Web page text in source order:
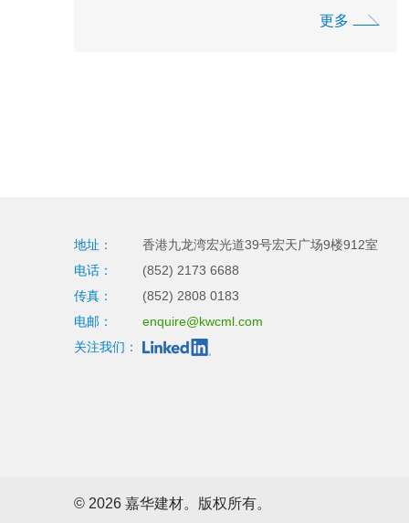
盆充满活力的贺年盆栽，喜气洋洋！更多
地址：
香港九龙湾宏光道39号宏天广场9楼912室
电话：
(852) 2173 6688
传真：
(852) 2808 0183
电邮：
enquire@kwcml.com
关注我们：
© 2026 嘉华建材。版权所有。